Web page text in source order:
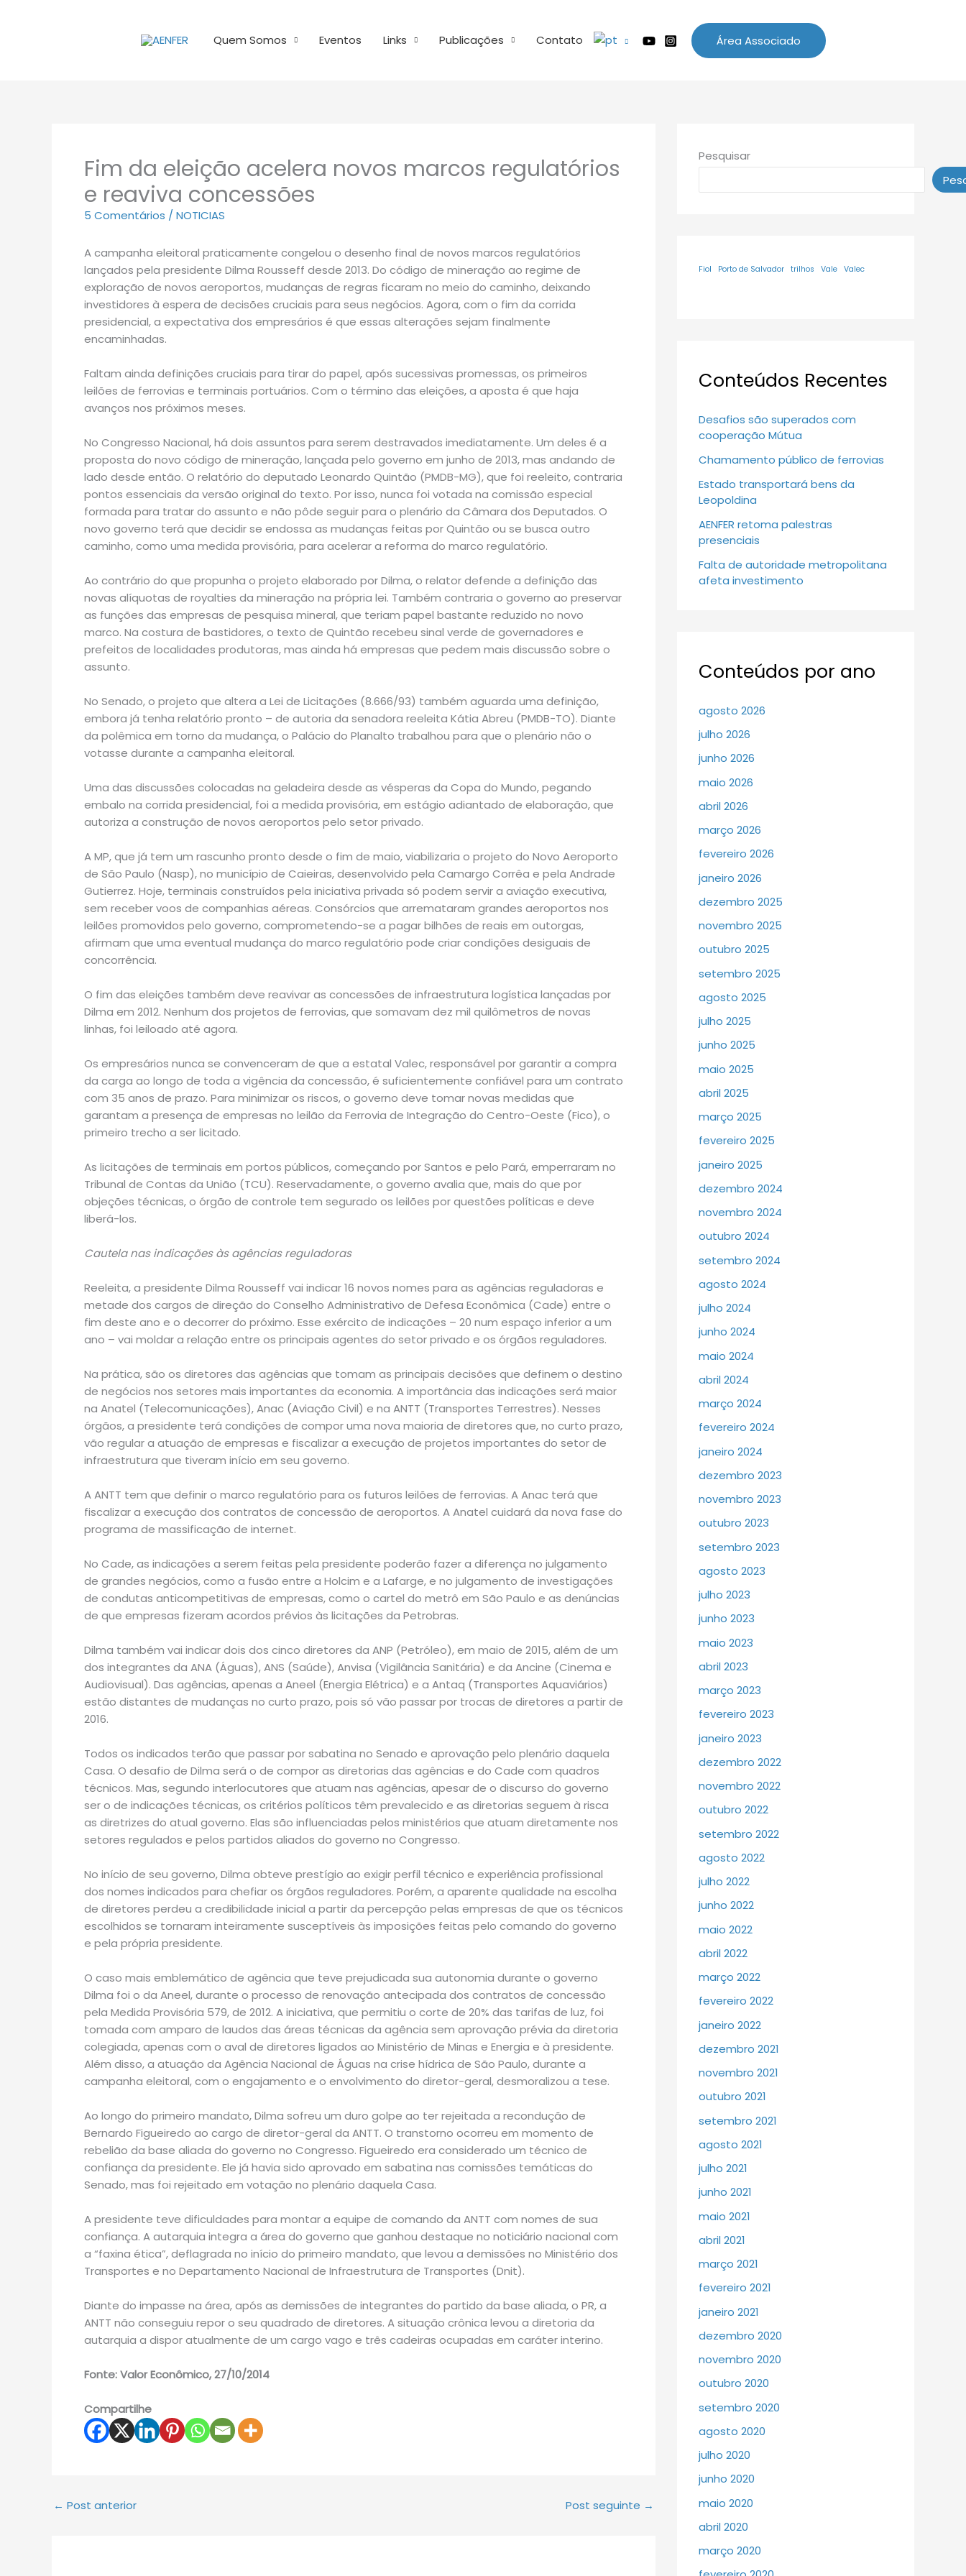
Quem Somos Eventos Links Publicações Contato Área Associado
Fim da eleição acelera novos marcos regulatórios
e reaviva concessões
5 Comentários / NOTICIAS
A campanha eleitoral praticamente congelou o desenho final de novos marcos regulatórios
lançados pela presidente Dilma Rousseff desde 2013. Do código de mineração ao regime de
exploração de novos aeroportos, mudanças de regras ficaram no meio do caminho, deixando
investidores à espera de decisões cruciais para seus negócios. Agora, com o fim da corrida
presidencial, a expectativa dos empresários é que essas alterações sejam finalmente
encaminhadas.
Faltam ainda definições cruciais para tirar do papel, após sucessivas promessas, os primeiros
leilões de ferrovias e terminais portuários. Com o término das eleições, a aposta é que haja
avanços nos próximos meses.
No Congresso Nacional, há dois assuntos para serem destravados imediatamente. Um deles é a
proposta do novo código de mineração, lançada pelo governo em junho de 2013, mas andando de
lado desde então. O relatório do deputado Leonardo Quintão (PMDB-MG), que foi reeleito, contraria
pontos essenciais da versão original do texto. Por isso, nunca foi votada na comissão especial
formada para tratar do assunto e não pôde seguir para o plenário da Câmara dos Deputados. O
novo governo terá que decidir se endossa as mudanças feitas por Quintão ou se busca outro
caminho, como uma medida provisória, para acelerar a reforma do marco regulatório.
Ao contrário do que propunha o projeto elaborado por Dilma, o relator defende a definição das
novas alíquotas de royalties da mineração na própria lei. Também contraria o governo ao preservar
as funções das empresas de pesquisa mineral, que teriam papel bastante reduzido no novo
marco. Na costura de bastidores, o texto de Quintão recebeu sinal verde de governadores e
prefeitos de localidades produtoras, mas ainda há empresas que pedem mais discussão sobre o
assunto.
No Senado, o projeto que altera a Lei de Licitações (8.666/93) também aguarda uma definição,
embora já tenha relatório pronto – de autoria da senadora reeleita Kátia Abreu (PMDB-TO). Diante
da polêmica em torno da mudança, o Palácio do Planalto trabalhou para que o plenário não o
votasse durante a campanha eleitoral.
Uma das discussões colocadas na geladeira desde as vésperas da Copa do Mundo, pegando
embalo na corrida presidencial, foi a medida provisória, em estágio adiantado de elaboração, que
autoriza a construção de novos aeroportos pelo setor privado.
A MP, que já tem um rascunho pronto desde o fim de maio, viabilizaria o projeto do Novo Aeroporto
de São Paulo (Nasp), no município de Caieiras, desenvolvido pela Camargo Corrêa e pela Andrade
Gutierrez. Hoje, terminais construídos pela iniciativa privada só podem servir a aviação executiva,
sem receber voos de companhias aéreas. Consórcios que arremataram grandes aeroportos nos
leilões promovidos pelo governo, comprometendo-se a pagar bilhões de reais em outorgas,
afirmam que uma eventual mudança do marco regulatório pode criar condições desiguais de
concorrência.
O fim das eleições também deve reavivar as concessões de infraestrutura logística lançadas por
Dilma em 2012. Nenhum dos projetos de ferrovias, que somavam dez mil quilômetros de novas
linhas, foi leiloado até agora.
Os empresários nunca se convenceram de que a estatal Valec, responsável por garantir a compra
da carga ao longo de toda a vigência da concessão, é suficientemente confiável para um contrato
com 35 anos de prazo. Para minimizar os riscos, o governo deve tomar novas medidas que
garantam a presença de empresas no leilão da Ferrovia de Integração do Centro-Oeste (Fico), o
primeiro trecho a ser licitado.
As licitações de terminais em portos públicos, começando por Santos e pelo Pará, emperraram no
Tribunal de Contas da União (TCU). Reservadamente, o governo avalia que, mais do que por
objeções técnicas, o órgão de controle tem segurado os leilões por questões políticas e deve
liberá-los.
Cautela nas indicações às agências reguladoras
Reeleita, a presidente Dilma Rousseff vai indicar 16 novos nomes para as agências reguladoras e
metade dos cargos de direção do Conselho Administrativo de Defesa Econômica (Cade) entre o
fim deste ano e o decorrer do próximo. Esse exército de indicações – 20 num espaço inferior a um
ano – vai moldar a relação entre os principais agentes do setor privado e os órgãos reguladores.
Na prática, são os diretores das agências que tomam as principais decisões que definem o destino
de negócios nos setores mais importantes da economia. A importância das indicações será maior
na Anatel (Telecomunicações), Anac (Aviação Civil) e na ANTT (Transportes Terrestres). Nesses
órgãos, a presidente terá condições de compor uma nova maioria de diretores que, no curto prazo,
vão regular a atuação de empresas e fiscalizar a execução de projetos importantes do setor de
infraestrutura que tiveram início em seu governo.
A ANTT tem que definir o marco regulatório para os futuros leilões de ferrovias. A Anac terá que
fiscalizar a execução dos contratos de concessão de aeroportos. A Anatel cuidará da nova fase do
programa de massificação de internet.
No Cade, as indicações a serem feitas pela presidente poderão fazer a diferença no julgamento
de grandes negócios, como a fusão entre a Holcim e a Lafarge, e no julgamento de investigações
de condutas anticompetitivas de empresas, como o cartel do metrô em São Paulo e as denúncias
de que empresas fizeram acordos prévios às licitações da Petrobras.
Dilma também vai indicar dois dos cinco diretores da ANP (Petróleo), em maio de 2015, além de um
dos integrantes da ANA (Águas), ANS (Saúde), Anvisa (Vigilância Sanitária) e da Ancine (Cinema e
Audiovisual). Das agências, apenas a Aneel (Energia Elétrica) e a Antaq (Transportes Aquaviários)
estão distantes de mudanças no curto prazo, pois só vão passar por trocas de diretores a partir de
2016.
Todos os indicados terão que passar por sabatina no Senado e aprovação pelo plenário daquela
Casa. O desafio de Dilma será o de compor as diretorias das agências e do Cade com quadros
técnicos. Mas, segundo interlocutores que atuam nas agências, apesar de o discurso do governo
ser o de indicações técnicas, os critérios políticos têm prevalecido e as diretorias seguem à risca
as diretrizes do atual governo. Elas são influenciadas pelos ministérios que atuam diretamente nos
setores regulados e pelos partidos aliados do governo no Congresso.
No início de seu governo, Dilma obteve prestígio ao exigir perfil técnico e experiência profissional
dos nomes indicados para chefiar os órgãos reguladores. Porém, a aparente qualidade na escolha
de diretores perdeu a credibilidade inicial a partir da percepção pelas empresas de que os técnicos
escolhidos se tornaram inteiramente susceptíveis às imposições feitas pelo comando do governo
e pela própria presidente.
O caso mais emblemático de agência que teve prejudicada sua autonomia durante o governo
Dilma foi o da Aneel, durante o processo de renovação antecipada dos contratos de concessão
pela Medida Provisória 579, de 2012. A iniciativa, que permitiu o corte de 20% das tarifas de luz, foi
tomada com amparo de laudos das áreas técnicas da agência sem aprovação prévia da diretoria
colegiada, apenas com o aval de diretores ligados ao Ministério de Minas e Energia e à presidente.
Além disso, a atuação da Agência Nacional de Águas na crise hídrica de São Paulo, durante a
campanha eleitoral, com o engajamento e o envolvimento do diretor-geral, desmoralizou a tese.
Ao longo do primeiro mandato, Dilma sofreu um duro golpe ao ter rejeitada a recondução de
Bernardo Figueiredo ao cargo de diretor-geral da ANTT. O transtorno ocorreu em momento de
rebelião da base aliada do governo no Congresso. Figueiredo era considerado um técnico de
confiança da presidente. Ele já havia sido aprovado em sabatina nas comissões temáticas do
Senado, mas foi rejeitado em votação no plenário daquela Casa.
A presidente teve dificuldades para montar a equipe de comando da ANTT com nomes de sua
confiança. A autarquia integra a área do governo que ganhou destaque no noticiário nacional com
a “faxina ética”, deflagrada no início do primeiro mandato, que levou a demissões no Ministério dos
Transportes e no Departamento Nacional de Infraestrutura de Transportes (Dnit).
Diante do impasse na área, após as demissões de integrantes do partido da base aliada, o PR, a
ANTT não conseguiu repor o seu quadrado de diretores. A situação crônica levou a diretoria da
autarquia a dispor atualmente de um cargo vago e três cadeiras ocupadas em caráter interino.
Fonte: Valor Econômico, 27/10/2014
Compartilhe
← Post anterior Post seguinte →
Pesquisar
Fiol Porto de Salvador trilhos Vale Valec
Conteúdos Recentes
Desafios são superados com
cooperação Mútua
Chamamento público de ferrovias
Estado transportará bens da
Leopoldina
AENFER retoma palestras
presenciais
Falta de autoridade metropolitana
afeta investimento
Conteúdos por ano
agosto 2026
julho 2026
junho 2026
maio 2026
abril 2026
março 2026
fevereiro 2026
janeiro 2026
dezembro 2025
novembro 2025
outubro 2025
setembro 2025
agosto 2025
julho 2025
junho 2025
maio 2025
abril 2025
março 2025
fevereiro 2025
janeiro 2025
dezembro 2024
novembro 2024
outubro 2024
setembro 2024
agosto 2024
julho 2024
junho 2024
maio 2024
abril 2024
março 2024
fevereiro 2024
janeiro 2024
dezembro 2023
novembro 2023
outubro 2023
setembro 2023
agosto 2023
julho 2023
junho 2023
maio 2023
abril 2023
março 2023
fevereiro 2023
janeiro 2023
dezembro 2022
novembro 2022
outubro 2022
setembro 2022
agosto 2022
julho 2022
junho 2022
maio 2022
abril 2022
março 2022
fevereiro 2022
janeiro 2022
dezembro 2021
novembro 2021
outubro 2021
setembro 2021
agosto 2021
julho 2021
junho 2021
maio 2021
abril 2021
março 2021
fevereiro 2021
janeiro 2021
dezembro 2020
novembro 2020
outubro 2020
setembro 2020
agosto 2020
julho 2020
junho 2020
maio 2020
abril 2020
março 2020